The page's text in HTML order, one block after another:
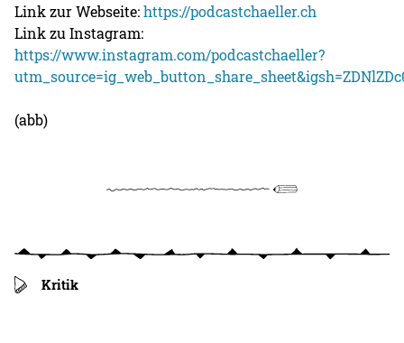
Link zur Webseite:https://podcastchaeller.ch
Link zu Instagram:
https://www.instagram.com/podcastchaeller?
(abb)
Kritik